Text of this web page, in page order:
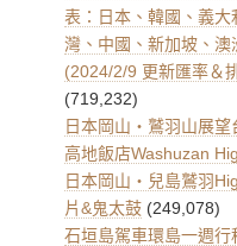
表：日本、韓國、義
灣、中國、新加坡、
(2024/2/9 更新匯率＆
(719,232)
日本岡山・鷲羽山展
高地飯店Washuzan
日本岡山・兒島鷲羽
片&鬼太鼓 (249,078)
石垣島駕車環島一週行